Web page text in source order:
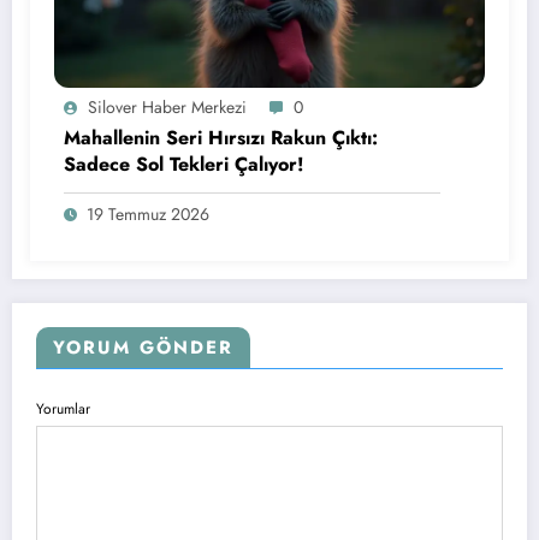
Silover Haber Merkezi 0
Mahallenin Seri Hırsızı Rakun Çıktı:
Sadece Sol Tekleri Çalıyor!
19 Temmuz 2026
YORUM GÖNDER
Yorumlar